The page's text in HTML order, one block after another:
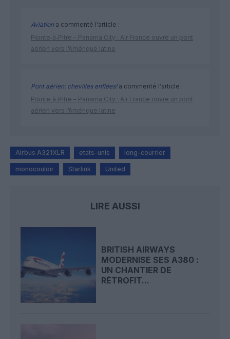
Aviation a commenté l'article :
Pointe‑à‑Pitre – Panama City : Air France ouvre un pont
aérien vers l’Amérique latine
Pont aérien: chevilles enflées!a commenté l'article :
Pointe‑à‑Pitre – Panama City : Air France ouvre un pont
aérien vers l’Amérique latine
Airbus A321XLR etats-unis long-courrier
monocouloir Starlink United
LIRE AUSSI
BRITISH AIRWAYS
MODERNISE SES A380 :
UN CHANTIER DE
RÉTROFIT...